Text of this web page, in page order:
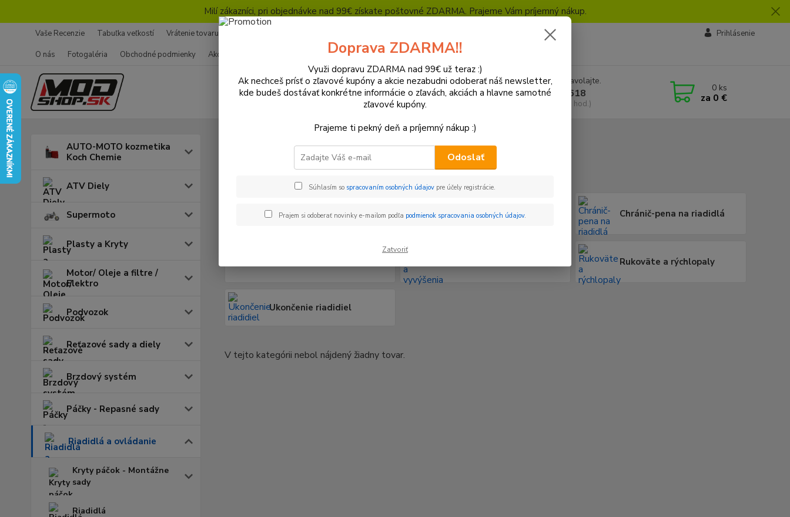
Milí zákazníci, pri objednávke nad 99€ získate poštovné ZDARMA. Prajeme Vám príjemný nákup.
Vaše Recenzie Tabuľka veľkostí Vrátenie tovaru - Formulár
O nás
Fotogaléria Obchodné podmienky Ako nakupovať Ochrana súkromia
Prihlásenie
Hľadať
Neviete si rady? Zavolajte.
+421 918 772 618
(Po-Pia, 8:30-16:30 hod.)
0 ks
za 0 €
AUTO-MOTO kozmetika
Koch Chemie
ATV Diely
Supermoto
Plasty a Kryty
Motor/ Oleje a filtre /
Elektro
Podvozok
Reťazové sady a diely
Brzdový systém
Páčky - Repasné sady
Riadidlá a ovládanie
Kryty páčok - Montážne
sady
Riadidlá
Riadidlá a ovládanie
Kryty páčok - Montážne
sady
Riadidlá Chránič-pena na riadidlá
Rukoväte a rýchlopaly
Ukončenie riadidiel
V tejto kategórii nebol nájdený žiadny tovar.
Doprava ZDARMA!!
Využi dopravu ZDARMA nad 99€ už teraz :)
Ak nechceš prísť o zľavové kupóny a akcie nezabudni odoberať náš newsletter,
kde budeš dostávať konkrétne informácie o zľavách, akciách a hlavne samotné
zľavové kupóny.
Prajeme ti pekný deň a príjemný nákup :)
Odoslať
Súhlasím so spracovaním osobných údajov pre účely registrácie.
Prajem si odoberať novinky e-mailom podľa podmienok spracovania osobných údajov.
Zatvoriť